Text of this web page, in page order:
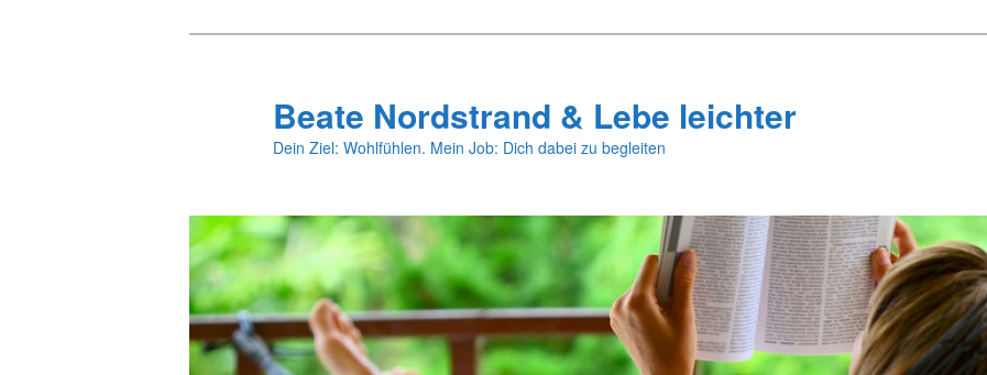
Beate Nordstrand & Lebe leichter
Dein Ziel: Wohlfühlen. Mein Job: Dich dabei zu begleiten